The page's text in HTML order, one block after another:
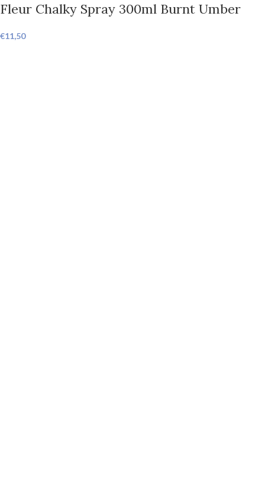
Fleur Chalky Spray 300ml Burnt Umber
€11,50